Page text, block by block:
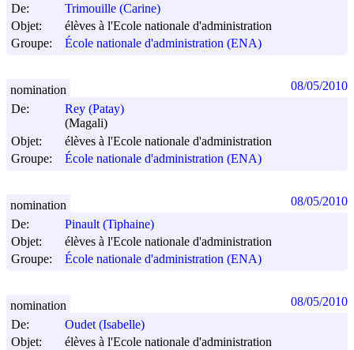
De:
Trimouille (Carine)
Objet:
élèves à l'Ecole nationale d'administration
Groupe:
École nationale d'administration (ENA)
De:
Rey (Patay)
(Magali)
Objet:
élèves à l'Ecole nationale d'administration
Groupe:
École nationale d'administration (ENA)
nomination 08/05/2010
De:
Pinault (Tiphaine)
Objet:
élèves à l'Ecole nationale d'administration
Groupe:
École nationale d'administration (ENA)
nomination 08/05/2010
De:
Oudet (Isabelle)
Objet:
élèves à l'Ecole nationale d'administration
nomination 08/05/2010